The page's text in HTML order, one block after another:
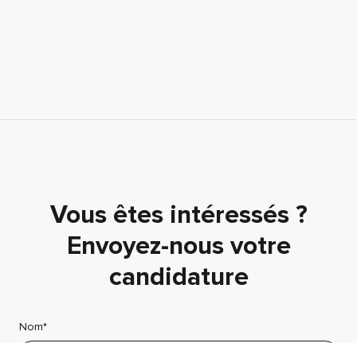
Vous êtes intéressés ?
Envoyez-nous votre
candidature
Nom*